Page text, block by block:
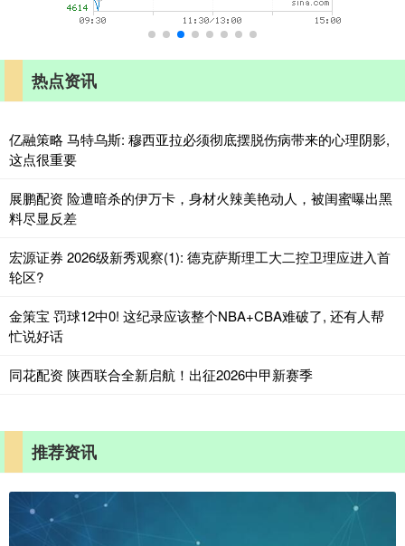
热点资讯
亿融策略 马特乌斯: 穆西亚拉必须彻底摆脱伤病带来的心理阴影,
这点很重要
展鹏配资 险遭暗杀的伊万卡，身材火辣美艳动人，被闺蜜曝出黑
料尽显反差
宏源证券 2026级新秀观察(1): 德克萨斯理工大二控卫理应进入首
轮区?
金策宝 罚球12中0! 这纪录应该整个NBA+CBA难破了, 还有人帮
忙说好话
同花配资 陕西联合全新启航！出征2026中甲新赛季
推荐资讯